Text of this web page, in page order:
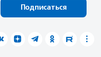
Подписаться